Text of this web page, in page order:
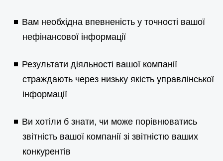
Вам необхідна впевненість у точності вашої
нефінансової інформації
Результати діяльності вашої компанії
страждають через низьку якість управлінської
інформації
Ви хотіли б знати, чи може порівнюватись
звітність вашої компанії зі звітністю ваших
конкурентів